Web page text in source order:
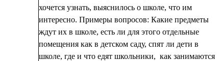
хочется узнать, выяснилось о школе, что им
интересно. Примеры вопросов: Какие предметы
ждут их в школе, есть ли для этого отдельные
помещения как в детском саду, спят ли дети в
школе, где и что едят школьники, как занимаются